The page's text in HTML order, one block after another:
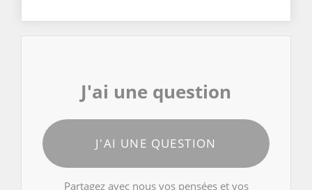
J'ai une question
J'AI UNE QUESTION
Partagez avec nous vos pensées et vos